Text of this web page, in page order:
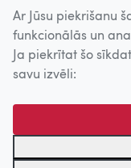
Ar Jūsu piekrišanu
funkcionālās un
Ja piekrītat šo
savu izvēli: